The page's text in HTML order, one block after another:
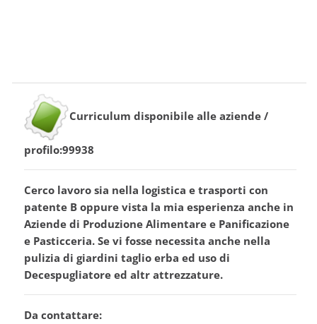
Curriculum disponibile alle aziende /
profilo:99938
Cerco lavoro sia nella logistica e trasporti con
patente B oppure vista la mia esperienza anche in
Aziende di Produzione Alimentare e Panificazione
e Pasticceria. Se vi fosse necessita anche nella
pulizia di giardini taglio erba ed uso di
Decespugliatore ed altr attrezzature.
Da contattare: